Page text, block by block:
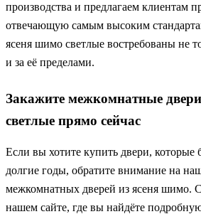
производства и предлагаем клиентам
отвечающую самым высоким
ясеня шимо светлые востребованы не
и за её пределами.
Закажите межкомнатные
светлые прямо сейчас
Если вы хотите купить двери, которые
долгие годы, обратите внимание на
межкомнатных дверей из ясеня шимо.
нашем сайте, где вы найдёте